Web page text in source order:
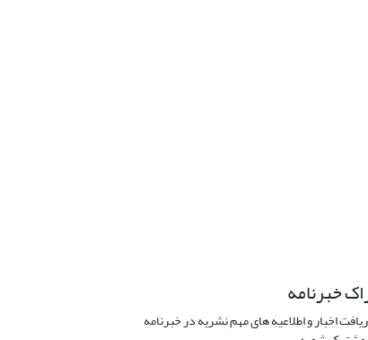
خبرنامه
اخبار و اطلاعیه های مهم نشریه در خبرنامه